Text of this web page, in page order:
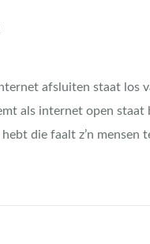
afsluiten staat los
als internet open staat
die faalt z’n mensen